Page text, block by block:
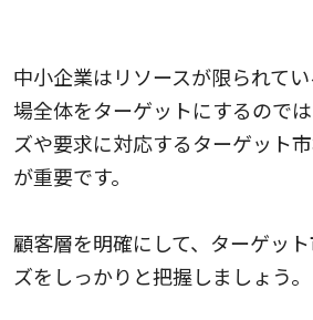
中小企業はリソースが限られて
場全体をターゲットにするので
ズや要求に対応するターゲット
が重要です。
顧客層を明確にして、ターゲッ
ズをしっかりと把握しましょう。